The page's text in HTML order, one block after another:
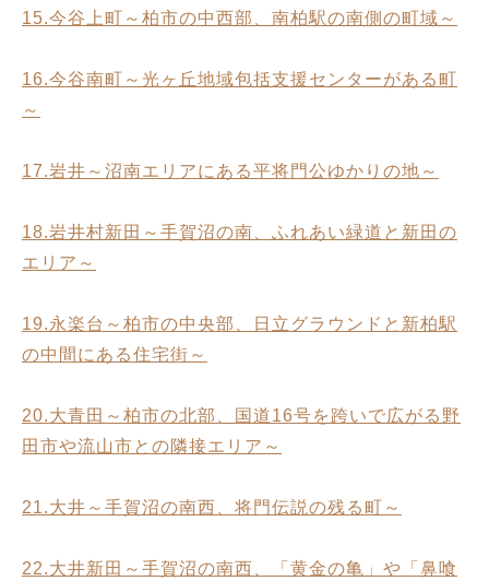
15.今谷上町～柏市の中西部、南柏駅の南側の町域～
16.今谷南町～光ヶ丘地域包括支援センターがある町
～
17.岩井～沼南エリアにある平将門公ゆかりの地～
18.岩井村新田～手賀沼の南、ふれあい緑道と新田の
エリア～
19.永楽台～柏市の中央部、日立グラウンドと新柏駅
の中間にある住宅街～
20.大青田～柏市の北部、国道16号を跨いで広がる野
田市や流山市との隣接エリア～
21.大井～手賀沼の南西、将門伝説の残る町～
22.大井新田～手賀沼の南西、「黄金の亀」や「鼻喰